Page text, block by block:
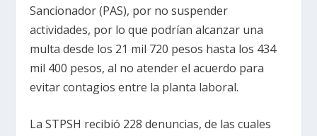
Sancionador (PAS), por no suspender
actividades, por lo que podrían alcanzar una
multa desde los 21 mil 720 pesos hasta los 434
mil 400 pesos, al no atender el acuerdo para
evitar contagios entre la planta laboral.
La STPSH recibió 228 denuncias, de las cuales